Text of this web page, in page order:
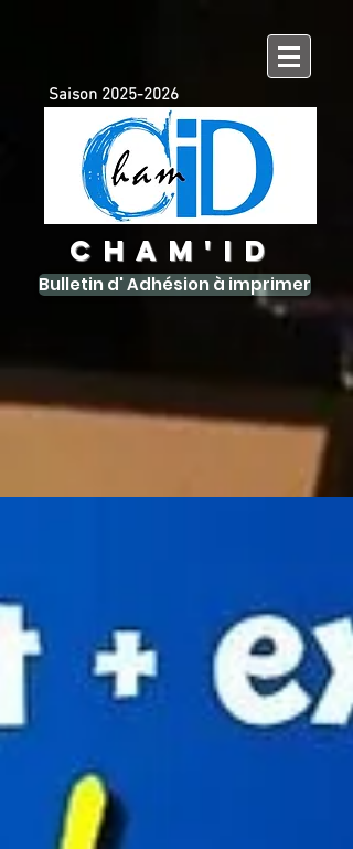
Saison 2025-2026
CHAM'ID
Bulletin d' Adhésion à imprimer